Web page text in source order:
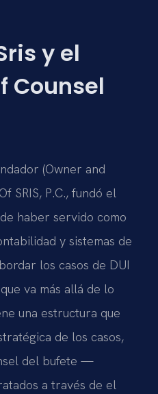
y el
Counsel
(Owner and
SRIS, P.C., fundó el
haber servido como
y sistemas de
los casos de DUI
va más allá de lo
una estructura que
de los casos,
del bufete —
a través de el